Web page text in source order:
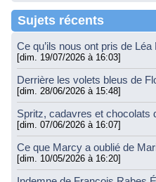
Sujets récents
Ce qu’ils nous ont pris de
[dim. 19/07/2026 à 16:03]
Derrière les volets bleus de
[dim. 28/06/2026 à 15:48]
Spritz, cadavres et chocolats
[dim. 07/06/2026 à 16:07]
Ce que Marcy a oublié de
[dim. 10/05/2026 à 16:20]